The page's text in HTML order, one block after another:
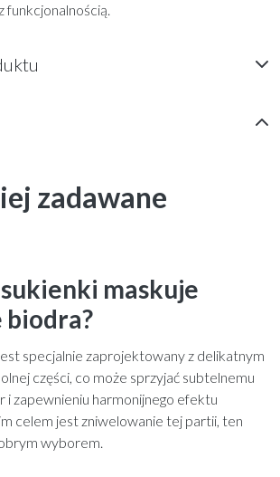
funkcjonalnością.
zadawane
maskuje
biodra?
specjalnie zaprojektowany z delikatnym
części, co może sprzyjać subtelnemu
i zapewnieniu harmonijnego efektu
celem jest zniwelowanie tej partii, ten
wyborem.